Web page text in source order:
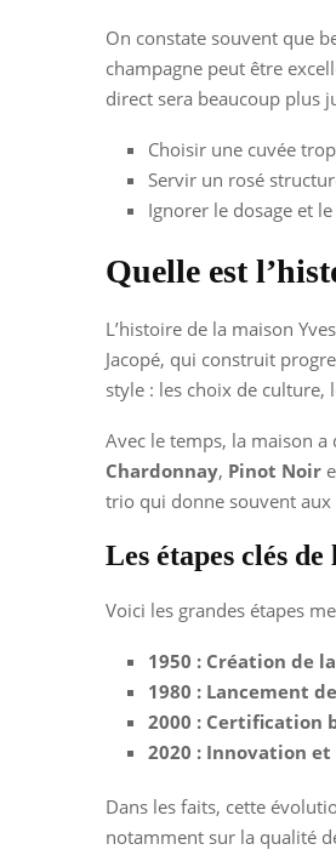
On constate souvent que
champagne peut être
direct sera beaucoup plus
Choisir une cuvée
Servir un rosé
Ignorer le dosage et
Quelle est
L’histoire de la maison
Jacopé, qui construit
style : les choix de culture,
Avec le temps, la maison
Chardonnay, Pinot Noir
trio qui donne souvent
Les étapes clés
Voici les grandes étapes
1950 : Création de
1980 : Lancement
2000 : Certification
2020 : Innovation
Dans les faits, cette
notamment sur la qualité